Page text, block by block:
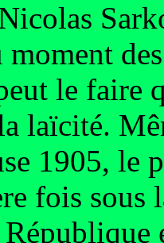
le faire
laïcité.
1905, le
fois